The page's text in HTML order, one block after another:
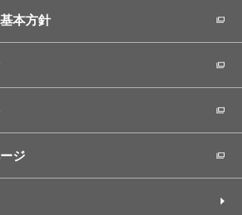
本方針
ジ